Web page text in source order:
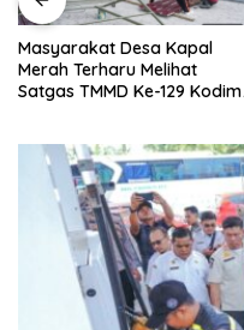
Laju Kencang Berujung
Kecelakaan, Xpander
Hantam Truk yang Berhenti